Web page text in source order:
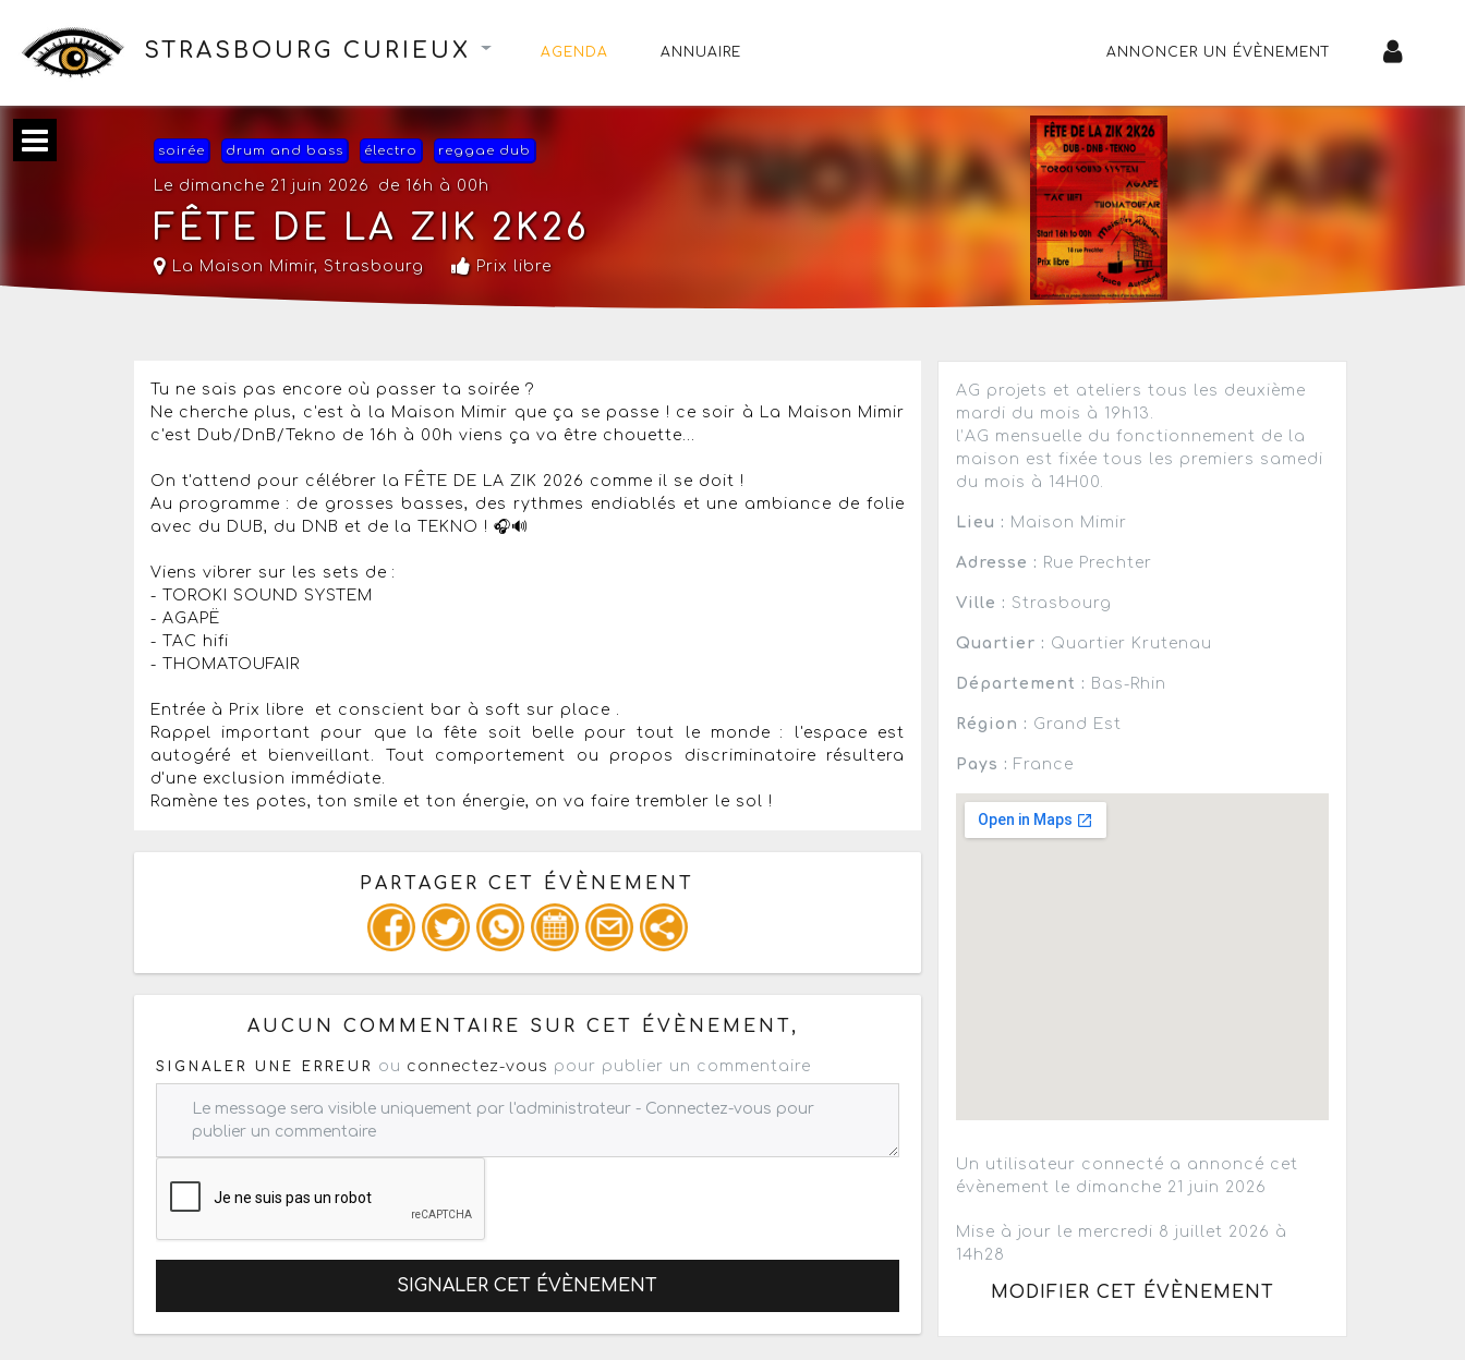
STRASBOURG CURIEUX AGENDA ANNUAIRE ANNONCER UN ÉVÈNEMENT
soirée drum and bass électro reggae dub
Le dimanche 21 juin 2026 de 16h à 00h
FÊTE DE LA ZIK 2K26
La Maison Mimir, Strasbourg Prix libre
Tu ne sais pas encore où passer ta soirée ?
Ne cherche plus, c'est à la Maison Mimir que ça se passe ! ce soir à La Maison Mimir
c'est Dub/DnB/Tekno de 16h à 00h viens ça va être chouette...
On t'attend pour célébrer la FÊTE DE LA ZIK 2026 comme il se doit !
Au programme : de grosses basses, des rythmes endiablés et une ambiance de folie
avec du DUB, du DNB et de la TEKNO ! 🎧🔊
Viens vibrer sur les sets de :
- TOROKI SOUND SYSTEM
- AGAPË
- TAC hifi
- THOMATOUFAIR
Entrée à Prix libre et conscient bar à soft sur place .
Rappel important pour que la fête soit belle pour tout le monde : l'espace est
autogéré et bienveillant. Tout comportement ou propos discriminatoire résultera
d'une exclusion immédiate.
Ramène tes potes, ton smile et ton énergie, on va faire trembler le sol !
PARTAGER CET ÉVÈNEMENT
Copiez les infos ci-dessous pour un : mail / forum / réseau social
AUCUN COMMENTAIRE SUR CET ÉVÈNEMENT,
SIGNALER UNE ERREUR ou connectez-vous pour publier un commentaire
SIGNALER CET ÉVÈNEMENT
AG projets et ateliers tous les deuxième
mardi du mois à 19h13.
l’AG mensuelle du fonctionnement de la
maison est fixée tous les premiers samedi
du mois à 14H00.
Lieu : Maison Mimir
Adresse : Rue Prechter
Ville : Strasbourg
Quartier : Quartier Krutenau
Département : Bas-Rhin
Région : Grand Est
Pays : France
Un utilisateur connecté a annoncé cet
évènement le dimanche 21 juin 2026
Mise à jour le mercredi 8 juillet 2026 à
14h28
MODIFIER CET ÉVÈNEMENT